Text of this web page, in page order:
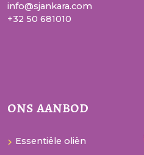
info@sjankara.com
+32 50 681010
ons aanbod
Essentiële oliën